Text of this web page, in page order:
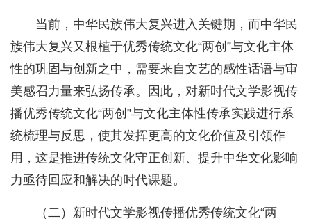
当前，中华民族伟大复兴进入关键期，而中华民
族伟大复兴又根植于优秀传统文化“两创”与文化主体
性的巩固与创新之中，需要来自文艺的感性话语与审
美感召力量来弘扬传承。因此，对新时代文学影视传
播优秀传统文化“两创”与文化主体性传承实践进行系
统梳理与反思，使其发挥更高的文化价值及引领作
用，这是推进传统文化守正创新、提升中华文化影响
力亟待回应和解决的时代课题。
（二）新时代文学影视传播优秀传统文化“两